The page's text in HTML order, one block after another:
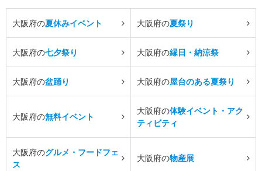
大阪府の夏休みイベント 大阪府の夏祭り
大阪府の七夕祭り 大阪府の縁日・納涼祭
大阪府の盆踊り 大阪府の屋台のある夏祭り
大阪府の無料イベント
大阪府の体験イベント・アク
ティビティ
大阪府のグルメ・フードフェ
ス
大阪府の物産展